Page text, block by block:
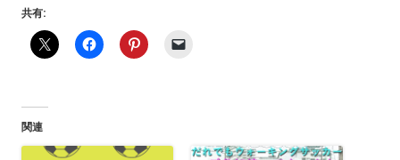
共有:
関連